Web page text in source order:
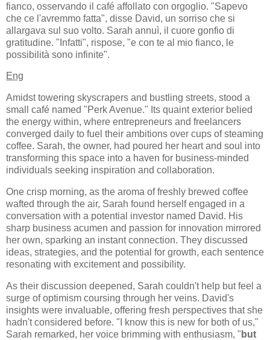
fianco, osservando il café affollato con orgoglio. "Sapevo
che ce l'avremmo fatta", disse David, un sorriso che si
allargava sul suo volto. Sarah annuì, il cuore gonfio di
gratitudine. "Infatti", rispose, "e con te al mio fianco, le
possibilità sono infinite".
Eng
Amidst towering skyscrapers and bustling streets, stood a
small café named "Perk Avenue." Its quaint exterior belied
the energy within, where entrepreneurs and freelancers
converged daily to fuel their ambitions over cups of steaming
coffee. Sarah, the owner, had poured her heart and soul into
transforming this space into a haven for business-minded
individuals seeking inspiration and collaboration.
One crisp morning, as the aroma of freshly brewed coffee
wafted through the air, Sarah found herself engaged in a
conversation with a potential investor named David. His
sharp business acumen and passion for innovation mirrored
her own, sparking an instant connection. They discussed
ideas, strategies, and the potential for growth, each sentence
resonating with excitement and possibility.
As their discussion deepened, Sarah couldn't help but feel a
surge of optimism coursing through her veins. David's
insights were invaluable, offering fresh perspectives that she
hadn't considered before. "I know this is new for both of us,"
Sarah remarked, her voice brimming with enthusiasm, " but